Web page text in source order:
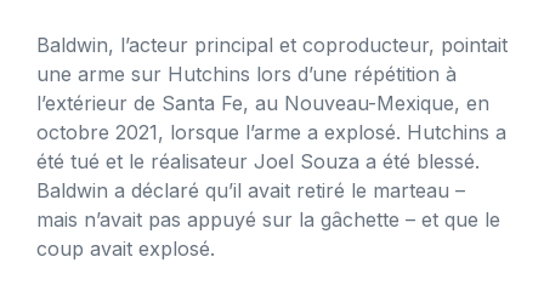
Baldwin, l’acteur principal et coproducteur, pointait
une arme sur Hutchins lors d’une répétition à
l’extérieur de Santa Fe, au Nouveau-Mexique, en
octobre 2021, lorsque l’arme a explosé. Hutchins a
été tué et le réalisateur Joel Souza a été blessé.
Baldwin a déclaré qu’il avait retiré le marteau –
mais n’avait pas appuyé sur la gâchette – et que le
coup avait explosé.